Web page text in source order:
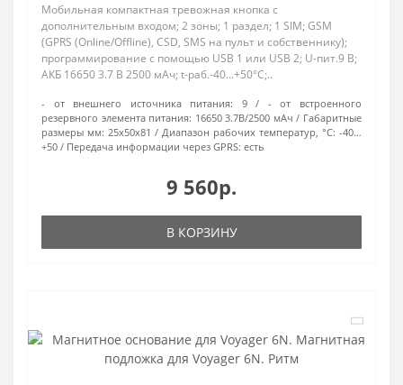
Мобильная компактная тревожная кнопка с
дополнительным входом; 2 зоны; 1 раздел; 1 SIM; GSM
(GPRS (Online/Offline), CSD, SMS на пульт и собственнику);
программирование с помощью USB 1 или USB 2; U-пит.9 В;
АКБ 16650 3.7 В 2500 мАч; t-раб.-40...+50°С;..
- от внешнего источника питания: 9
- от встроенного
резервного элемента питания: 16650 3.7В/2500 мАч
Габаритные
размеры мм: 25х50х81 Диапазон рабочих температур, °С: -40…
+50
Передача информации через GPRS: есть
9 560р.
В КОРЗИНУ